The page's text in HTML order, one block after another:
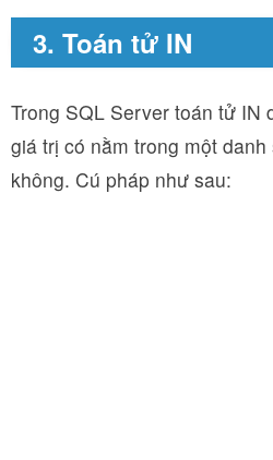
3. Toán tử IN
Trong SQL Server toán tử IN
giá trị có nằm trong một
không. Cú pháp như sau: